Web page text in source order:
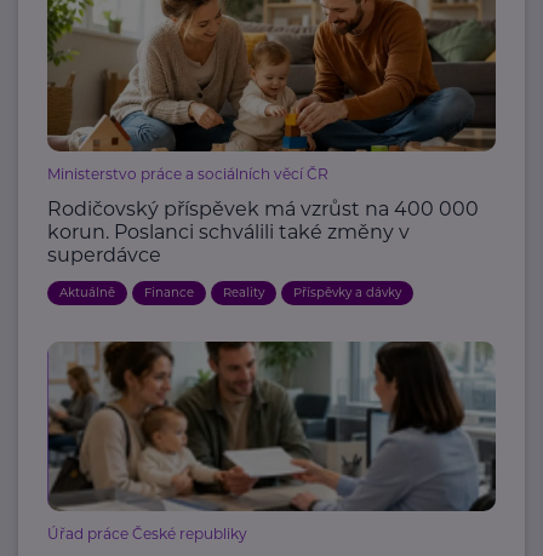
Ministerstvo práce a sociálních věcí ČR
Rodičovský příspěvek má vzrůst na 400 000
korun. Poslanci schválili také změny v
superdávce
Aktuálně Finance Reality Příspěvky a dávky
Úřad práce České republiky